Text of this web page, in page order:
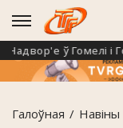
ў Гомелі і
Галоўная Навiны